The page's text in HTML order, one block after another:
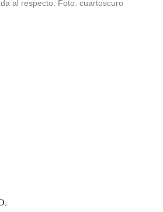
al respecto. Foto: cuartoscuro